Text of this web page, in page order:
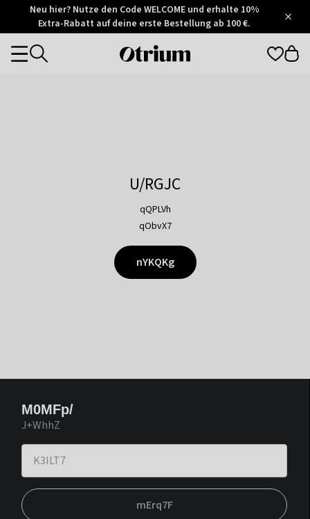
Otrium
Trustpilot
Neu hier? Nutze den Code WELCOME und erhalte 10%
Extra-Rabatt auf deine erste Bestellung ab 100 €.
Otrium
Categories
U/RGJC
qQPLVh
qObvX7
nYKQKg
M0MFp/
J+WhhZ
mErq7F